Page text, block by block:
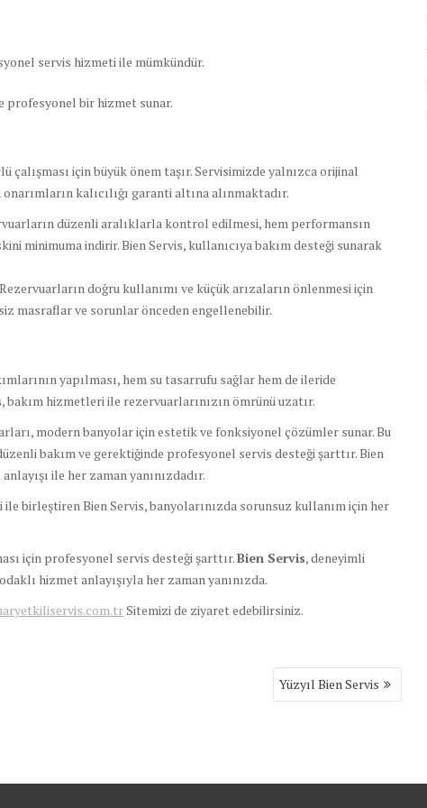
servis hizmeti ile mümkündür.
profesyonel bir hizmet sunar.
çalışması için büyük önem taşır. Servisimizde yalnızca orijinal
kalıcılığı garanti altına alınmaktadır.
düzenli aralıklarla kontrol edilmesi, hem performansın
minimuma indirir. Bien Servis, kullanıcıya bakım desteği sunarak
doğru kullanımı ve küçük arızaların önlenmesi için
masraflar ve sorunlar önceden engellenebilir.
yapılması, hem su tasarrufu sağlar hem de ileride
, bakım hizmetleri ile rezervuarlarınızın ömrünü uzatır.
modern banyolar için estetik ve fonksiyonel çözümler sunar. Bu
bakım ve gerektiğinde profesyonel servis desteği şarttır. Bien
ile her zaman yanınızdadır.
birleştiren Bien Servis, banyolarınızda sorunsuz kullanım için her
için profesyonel servis desteği şarttır.Bien Servis, deneyimli
hizmet anlayışıyla her zaman yanınızda.
Sitemizi de ziyaret edebilirsiniz.
Yüzyıl Bien Servis